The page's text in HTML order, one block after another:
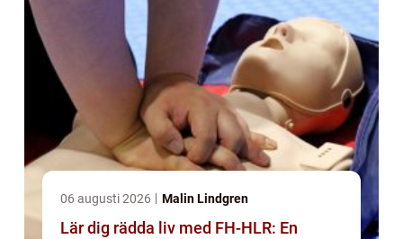
06 augusti 2026 Malin Lindgren
Lär dig rädda liv med FH-HLR: En